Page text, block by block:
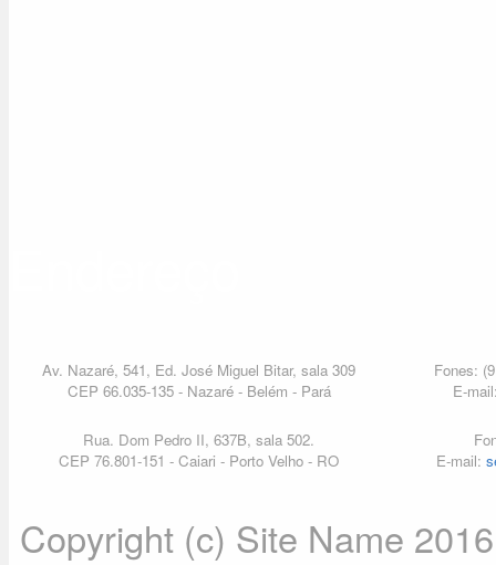
Av. Nazaré, 541, Ed. José Miguel Bitar, sala 309
CEP 66.035-135 - Nazaré - Belém - Pará
Fones:
E-
Rua. Dom Pedro II, 637B, sala 502.
CEP 76.801-151 - Caiari - Porto Velho - RO
E-mail:
Copyright (c) Site Name